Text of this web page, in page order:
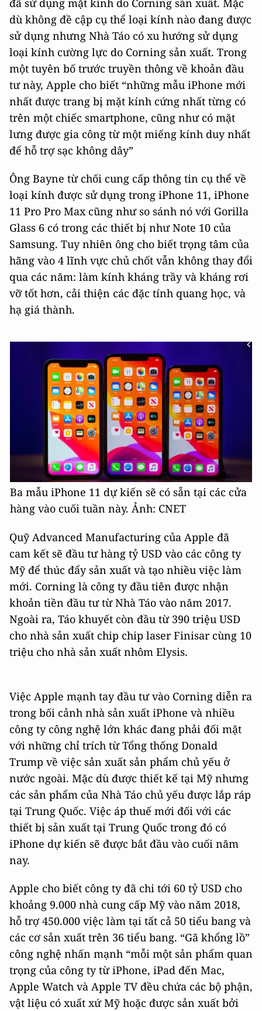
dù không đề cập cụ thể loại kính nào đang được
sử dụng nhưng Nhà Táo có xu hướng sử dụng
loại kính cường lực do Corning sản xuất. Trong
một tuyên bố trước truyền thông về khoản đầu
tư này, Apple cho biết “những mẫu iPhone mới
nhất được trang bị mặt kính cứng nhất từng có
trên một chiếc smartphone, cũng như có mặt
lưng được gia công từ một miếng kính duy nhất
để hỗ trợ sạc không dây”
Ông Bayne từ chối cung cấp thông tin cụ thể về
loại kính được sử dụng trong iPhone 11, iPhone
11 Pro Pro Max cũng như so sánh nó với Gorilla
Glass 6 có trong các thiết bị như Note 10 của
Samsung. Tuy nhiên ông cho biết trọng tâm của
hãng vào 4 lĩnh vực chủ chốt vẫn không thay đổi
qua các năm: làm kính kháng trầy và kháng rơi
vỡ tốt hơn, cải thiện các đặc tính quang học, và
hạ giá thành.
Ba mẫu iPhone 11 dự kiến sẽ có sẵn tại các cửa
hàng vào cuối tuần này. Ảnh: CNET
Quỹ Advanced Manufacturing của Apple đã
cam kết sẽ đầu tư hàng tỷ USD vào các công ty
Mỹ để thúc đẩy sản xuất và tạo nhiều việc làm
mới. Corning là công ty đầu tiên được nhận
khoản tiền đầu tư từ Nhà Táo vào năm 2017.
Ngoài ra, Táo khuyết còn đầu từ 390 triệu USD
cho nhà sản xuất chip chip laser Finisar cùng 10
triệu cho nhà sản xuất nhôm Elysis.
Việc Apple mạnh tay đầu tư vào Corning diễn ra
trong bối cảnh nhà sản xuất iPhone và nhiều
công ty công nghệ lớn khác đang phải đối mặt
với những chỉ trích từ Tổng thống Donald
Trump về việc sản xuất sản phẩm chủ yếu ở
nước ngoài. Mặc dù được thiết kế tại Mỹ nhưng
các sản phẩm của Nhà Táo chủ yếu được lắp ráp
tại Trung Quốc. Việc áp thuế mới đối với các
thiết bị sản xuất tại Trung Quốc trong đó có
iPhone dự kiến sẽ được bắt đầu vào cuối năm
nay.
Apple cho biết công ty đã chi tới 60 tỷ USD cho
khoảng 9.000 nhà cung cấp Mỹ vào năm 2018,
hỗ trợ 450.000 việc làm tại tất cả 50 tiểu bang và
các cơ sản xuất trên 36 tiểu bang. “Gã khổng lồ”
công nghệ nhấn mạnh “mỗi một sản phẩm quan
trọng của công ty từ iPhone, iPad đến Mac,
Apple Watch và Apple TV đều chứa các bộ phận,
vật liệu có xuất xứ Mỹ hoặc được sản xuất bởi